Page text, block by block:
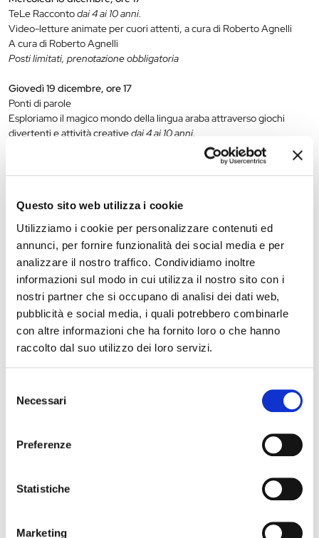
Questo sito web utilizza i cookie
Utilizziamo i cookie per personalizzare contenuti ed
annunci, per fornire funzionalità dei social media e per
analizzare il nostro traffico. Condividiamo inoltre
informazioni sul modo in cui utilizza il nostro sito con i
nostri partner che si occupano di analisi dei dati web,
pubblicità e social media, i quali potrebbero combinarle
con altre informazioni che ha fornito loro o che hanno
raccolto dal suo utilizzo dei loro servizi.
delNecessari
Preferenze
Statistiche
Marketing
TeLe Raccontodai 4 ai 10 anni.
Video-letture animate per cuori attenti, a cura di Roberto Agnelli
A cura di Roberto Agnelli
Posti limitati, prenotazione obbligatoria
Giovedì 19 dicembre, ore 17
Ponti di parole
Esploriamo il magico mondo della lingua araba attraverso giochi
divertenti e attività creativedai 4 ai 10 anni.
Sabato 21 dicembre, ore 10
Laboratorio di decorazione natalizia per bambini
Posti limitati, prenotazione è obbligatoria.
Url dell’evento
https://archibiblio.comune.fe.it/298/biblioteca-comunale-
giorgio-bassani
Contatti
Biblioteca Comunale Giorgio Bassani – Via Grosoli 42 – Barco
– Ferrara
Tel. 0532 797414
Mail info.bassani@comune.fe.it
variazioni nel programma degli eventi riportati. In caso di
annullamento, variazione, modifica delle informazioni di un